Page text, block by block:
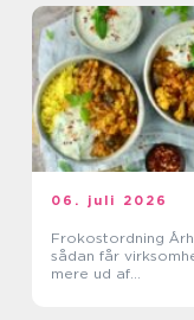
06. juli 2026
Frokostordning
sådan får
mere ud af